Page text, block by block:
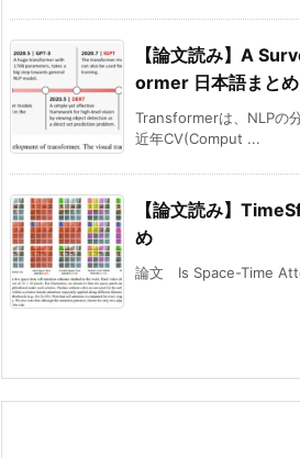
【論文読み】A
ormer 日本語まと
Transformerは、NLPの
近年CV(Comput ...
【論文読み】
め
論文 Is Space-Time